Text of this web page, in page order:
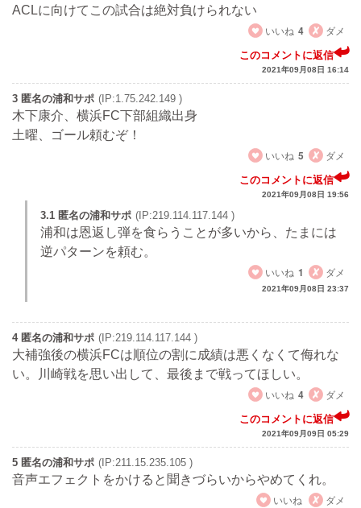
ACLに向けてこの試合は絶対負けられない
いいね 4 ダメ
このコメントに返信
2021年09月08日 16:14
3 匿名の浦和サポ (IP:1.75.242.149 )
木下康介、横浜FC下部組織出身
土曜、ゴール頼むぞ！
いいね 5 ダメ
このコメントに返信
2021年09月08日 19:56
3.1 匿名の浦和サポ (IP:219.114.117.144 )
浦和は恩返し弾を食らうことが多いから、たまには
逆パターンを頼む。
いいね 1 ダメ
2021年09月08日 23:37
4 匿名の浦和サポ (IP:219.114.117.144 )
大補強後の横浜FCは順位の割に成績は悪くなくて侮れな
い。川崎戦を思い出して、最後まで戦ってほしい。
いいね 4 ダメ
このコメントに返信
2021年09月09日 05:29
5 匿名の浦和サポ (IP:211.15.235.105 )
音声エフェクトをかけると聞きづらいからやめてくれ。
いいね
ダメ